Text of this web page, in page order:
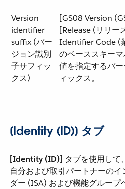
Version
identifier
suffix (バー
ジョン識別
子サフィッ
クス)
[GS08 Version
[Release (リリ
Identifier Code (
のベーススキー
値を指定するバ
ィックス。
[Identity (ID)] タブ
[Identity (ID)]
タブを使用し
自分および取引パートナーの
ダー (ISA) および機能グループ